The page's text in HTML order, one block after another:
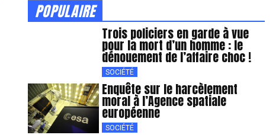
POPULAIRE
Trois policiers en garde à vue
pour la mort d’un homme : le
dénouement de l’affaire choc !
SOCIÉTÉ
Enquête sur le harcèlement
moral à l’Agence spatiale
européenne
SOCIÉTÉ